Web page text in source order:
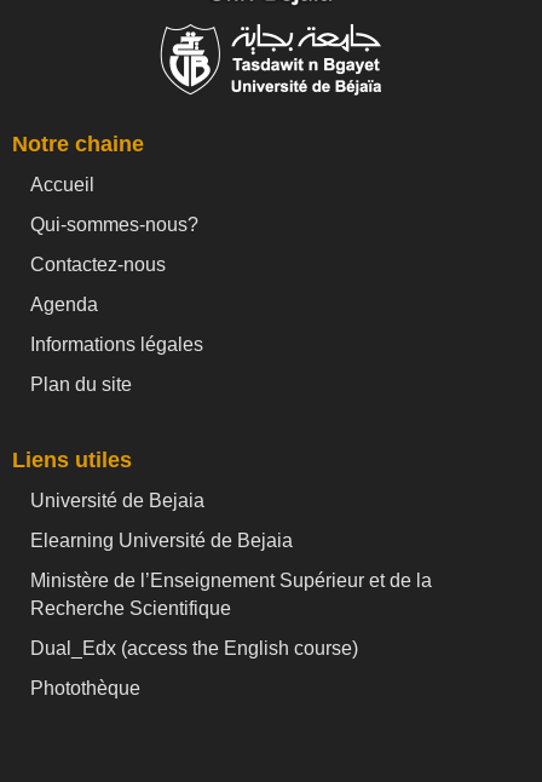
Notre chaine
Accueil
Qui-sommes-nous?
Contactez-nous
Agenda
Informations légales
Plan du site
Liens utiles
Université de Bejaia
Elearning Université de Bejaia
Ministère de l’Enseignement Supérieur et de la
Recherche Scientifique
Dual_Edx (access the English course)
Photothèque